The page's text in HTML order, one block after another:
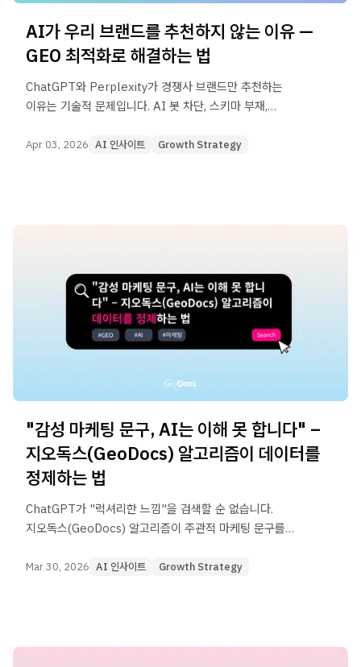
AI가 우리 브랜드를 추천하지 않는 이유 —
GEO 최적화로 해결하는 법
ChatGPT와 Perplexity가 경쟁사 브랜드만 추천하는
이유는 기술적 문제입니다. AI 봇 차단, 스키마 부재,
GEO 최적화 솔루션을 분석합니다.
Apr 03, 2026 AI 인사이트 Growth Strategy
"감성 마케팅 문구, AI는 이해 못 합니다" –
지오독스(GeoDocs) 알고리즘이 데이터를
정제하는 법
ChatGPT가 "럭셔리한 느낌"을 검색할 순 없습니다.
지오독스(GeoDocs) 알고리즘이 주관적 마케팅 문구를
3단계로 설명합니다.
Mar 30, 2026 AI 인사이트 Growth Strategy